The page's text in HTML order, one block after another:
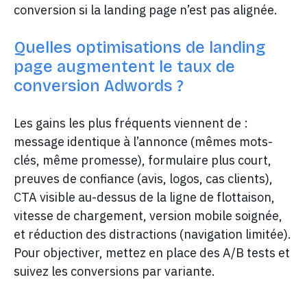
conversion si la landing page n’est pas alignée.
Quelles optimisations de landing
page augmentent le taux de
conversion Adwords ?
Les gains les plus fréquents viennent de :
message identique à l’annonce (mêmes mots-
clés, même promesse), formulaire plus court,
preuves de confiance (avis, logos, cas clients),
CTA visible au-dessus de la ligne de flottaison,
vitesse de chargement, version mobile soignée,
et réduction des distractions (navigation limitée).
Pour objectiver, mettez en place des A/B tests et
suivez les conversions par variante.